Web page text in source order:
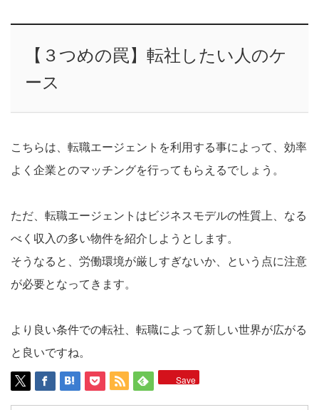
【３つめの罠】転社したい人のケ
ース
こちらは、転職エージェントを利用する事によって、効率
よく企業とのマッチングを行ってもらえるでしょう。
ただ、転職エージェントはビジネスモデルの性質上、なる
べく収入の多い物件を紹介しようとします。
そうなると、労働環境が厳しすぎないか、という点に注意
が必要となってきます。
より良い条件での転社、転職によって新しい世界が広がる
と良いですね。
Save